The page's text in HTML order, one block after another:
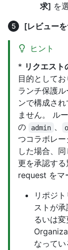
求] を
[レビュー
ヒント
* リクエスト
目的として
ランチ保護
ンで構成さ
ません。 ル
の
admin 、
つコラボレ
した場合、
更を承認す
request をマ
リポジ
ストが
るいは
なって